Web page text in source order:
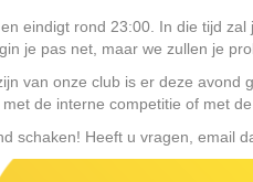
eindigt rond 23:00. In die tijd
je pas net, maar we zullen je
van onze club is er deze
de interne competitie of met de
schaken! Heeft u vragen, email